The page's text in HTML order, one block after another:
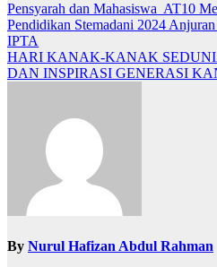
Pensyarah dan Mahasiswa AT10
Pendidikan Stemadani 2024
IPTA
HARI KANAK-KANAK
DAN INSPIRASI GENERASI
By Nurul Hafizan Abdul Rahman